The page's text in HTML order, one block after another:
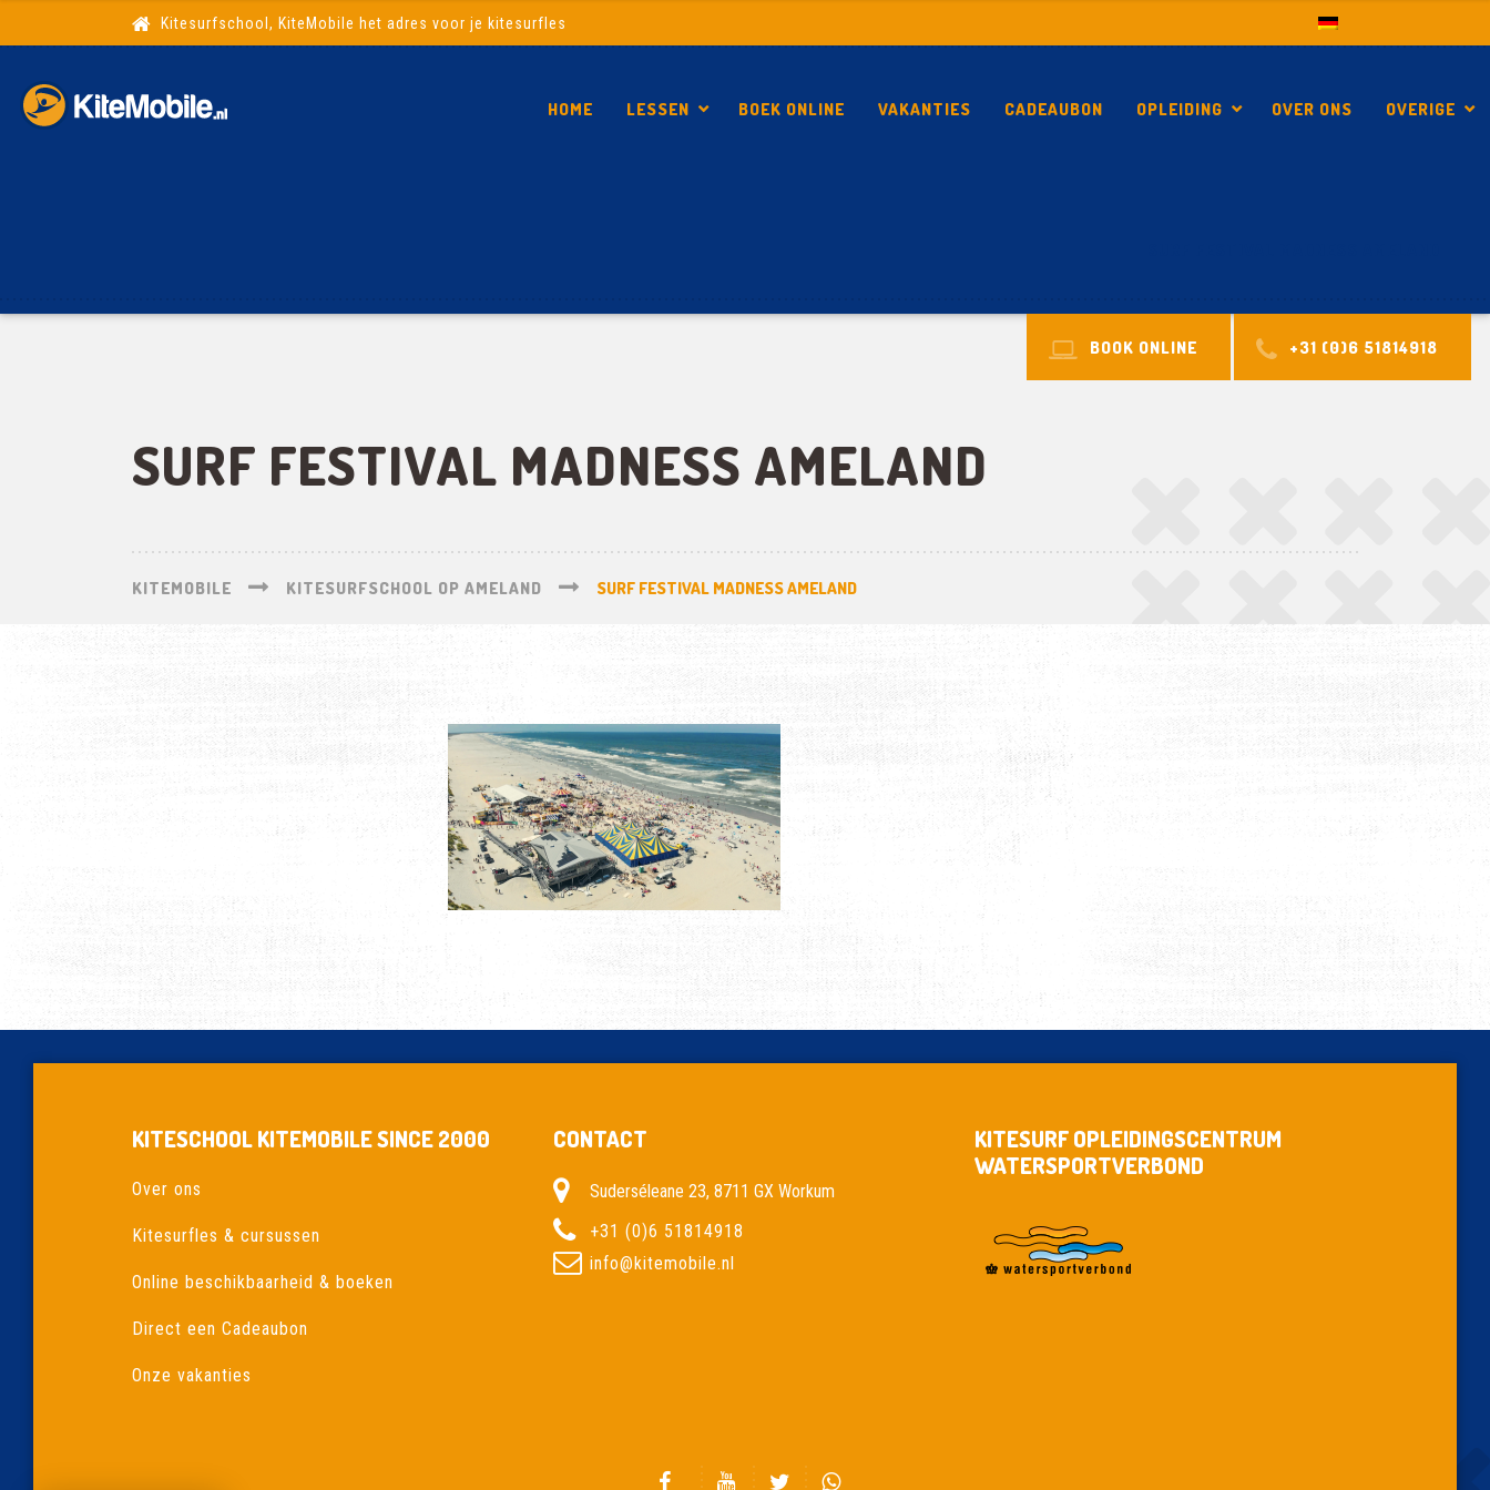
Kitesurfschool, KiteMobile het adres voor je kitesurfles
HOME LESSEN BOEK ONLINE VAKANTIES CADEAUBON OPLEIDING OVER ONS OVERIGE
BOOK ONLINE +31 (0)6 51814918
SURF FESTIVAL MADNESS AMELAND
KITEMOBILE KITESURFSCHOOL OP AMELAND SURF FESTIVAL MADNESS AMELAND
KITESCHOOL KITEMOBILE SINCE 2000
Over ons
Kitesurfles & cursussen
Online beschikbaarheid & boeken
Direct een Cadeaubon
Onze vakanties
CONTACT
Suderséleane 23, 8711 GX Workum
+31 (0)6 51814918
info@kitemobile.nl
KITESURF OPLEIDINGSCENTRUM
WATERSPORTVERBOND